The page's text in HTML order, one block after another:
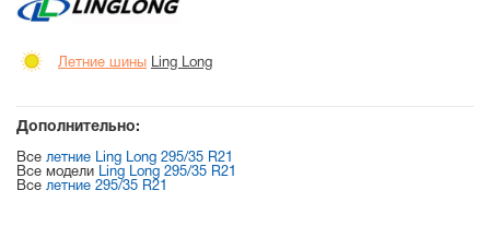
Летние шины Ling Long
Дополнительно:
Все летние Ling Long 295/35 R21
Все модели Ling Long 295/35 R21
Все летние 295/35 R21